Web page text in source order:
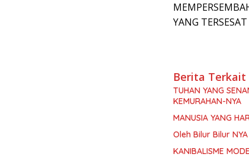
YANG
Berita Terkait
TUHAN YANG
KEMURAHAN-NYA
MANUSIA YANG
Oleh Bilur Bilur
KANIBALISME